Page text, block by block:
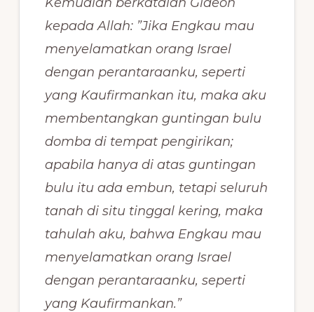
kepada Allah: ”Jika Engkau mau
menyelamatkan orang Israel
dengan perantaraanku, seperti
yang Kaufirmankan itu, maka aku
membentangkan guntingan bulu
domba di tempat pengirikan;
apabila hanya di atas guntingan
bulu itu ada embun, tetapi seluruh
tanah di situ tinggal kering, maka
tahulah aku, bahwa Engkau mau
menyelamatkan orang Israel
dengan perantaraanku, seperti
yang Kaufirmankan.”